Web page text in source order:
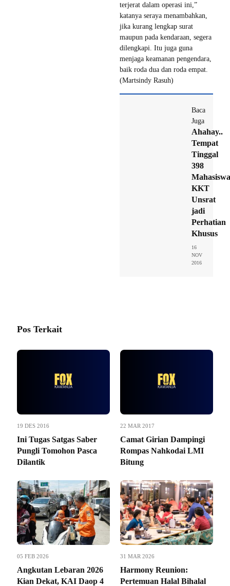
terjerat dalam operasi ini,”
katanya seraya menambahkan,
jika kurang lengkap surat
maupun pada kendaraan, segera
dilengkapi. Itu juga guna
menjaga keamanan pengendara,
baik roda dua dan roda empat.
(Martsindy Rasuh)
Baca
Juga
Ahahay..
Tempat
Tinggal
398
Mahasiswa
KKT
Unsrat
jadi
Perhatian
Khusus
16
NOV
2016
Pos Terkait
19 DES 2016
Ini Tugas Satgas Saber
Pungli Tomohon Pasca
Dilantik
22 MAR 2017
Camat Girian Dampingi
Rompas Nahkodai LMI
Bitung
05 FEB 2026
Angkutan Lebaran 2026
Kian Dekat, KAI Daop 4
31 MAR 2026
Harmony Reunion:
Pertemuan Halal Bihalal